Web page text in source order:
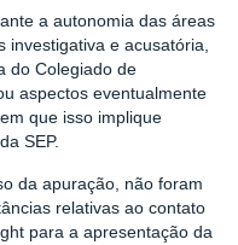
a autonomia das áreas
e acusatória,
do Colegiado de
aspectos eventualmente
que isso implique
SEP.
da apuração, não foram
relativas ao contato
para a apresentação da